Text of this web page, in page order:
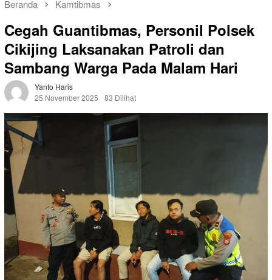
Beranda Kamtibmas
Cegah Guantibmas, Personil Polsek
Cikijing Laksanakan Patroli dan
Sambang Warga Pada Malam Hari
Yanto Haris
25 November 2025
83 Dilihat